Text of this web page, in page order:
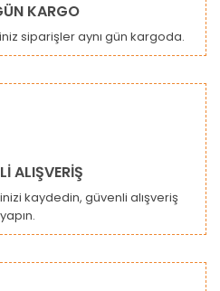
bilgiler bulunuyor.
Gönder
KARGO
siparişler aynı gün kargoda.
ALIŞVERİŞ
kaydedin, güvenli alışveriş
yapın.